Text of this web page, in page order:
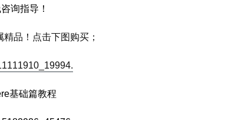
询指导！
品！点击下图购买；
基础篇教程